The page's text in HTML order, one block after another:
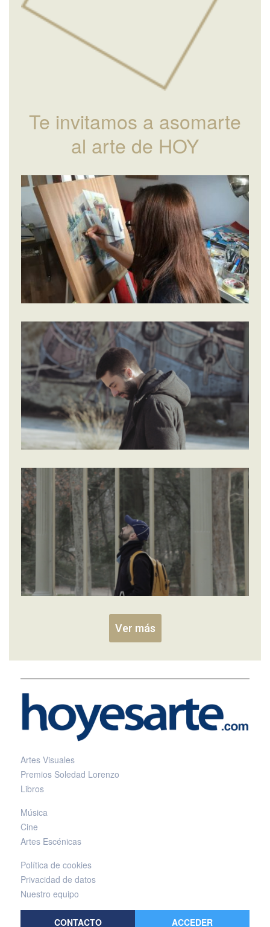
Te invitamos a asomarte
al arte de HOY
Ver más
Artes Visuales
Premios Soledad Lorenzo
Libros
Música
Cine
Artes Escénicas
Política de cookies
Privacidad de datos
Nuestro equipo
CONTACTO ACCEDER